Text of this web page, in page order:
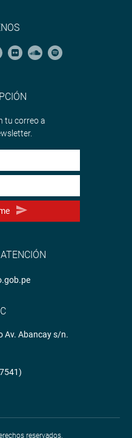
tu correo a
Av. Abancay s/n.
reservados.